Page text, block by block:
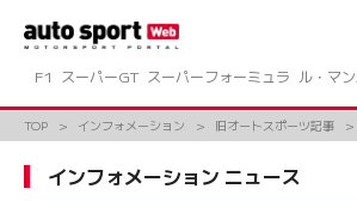
ツ
ス
F1
スーパーGT スーパーフォーミュラ ル・マ
TOP インフォメーション 旧オートスポーツ記事
インフォメーション ニュース